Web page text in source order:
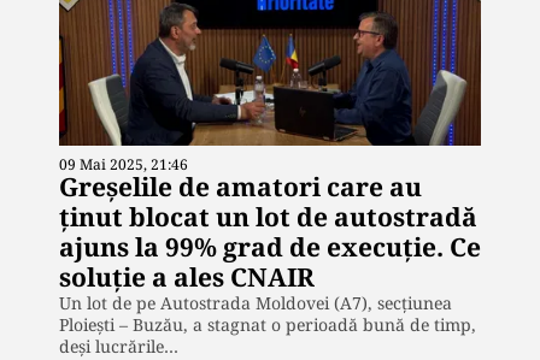
09 Mai 2025, 21:46
Greșelile de amatori care au
ținut blocat un lot de autostradă
ajuns la 99% grad de execuție. Ce
soluție a ales CNAIR
Un lot de pe Autostrada Moldovei (A7), secțiunea
Ploiești – Buzău, a stagnat o perioadă bună de timp,
deși lucrările…